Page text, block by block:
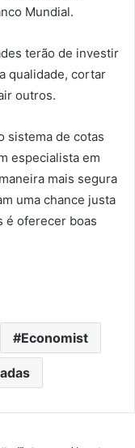
Mundial.
terão de investir
qualidade, cortar
outros.
sistema de cotas
especialista em
mais segura
uma chance justa
é oferecer boas
Economist